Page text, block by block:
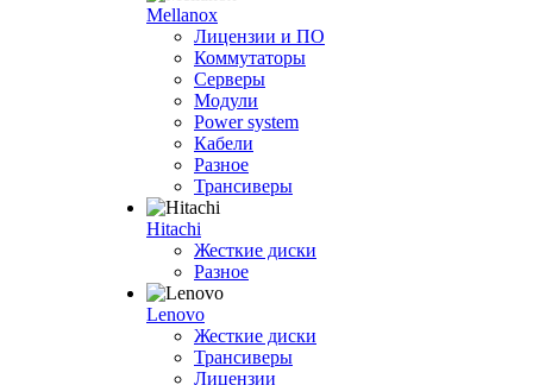
Mellanox
Лицензии и ПО
Коммутаторы
Серверы
Модули
Power system
Кабели
Разное
Трансиверы
Hitachi
Жесткие диски
Разное
Lenovo
Жесткие диски
Трансиверы
Лицензии